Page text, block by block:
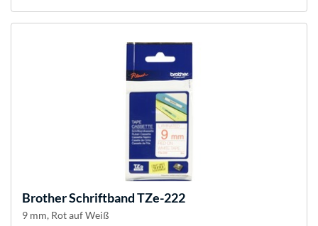
BrotherSchriftband TZe-222
9 mm, Rot auf Weiß